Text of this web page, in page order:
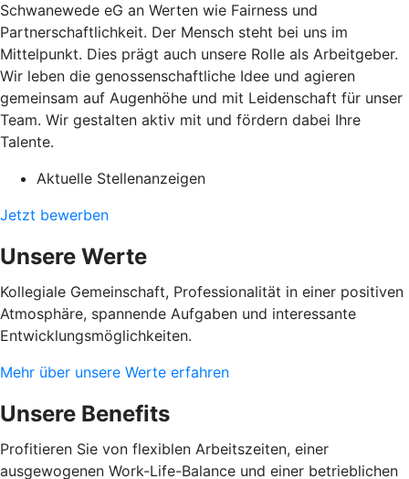
Schwanewede eG an Werten wie Fairness und
Partnerschaftlichkeit. Der Mensch steht bei uns im
Mittelpunkt. Dies prägt auch unsere Rolle als Arbeitgeber.
Wir leben die genossenschaftliche Idee und agieren
gemeinsam auf Augenhöhe und mit Leidenschaft für unser
Team. Wir gestalten aktiv mit und fördern dabei Ihre
Talente.
Aktuelle Stellenanzeigen
Jetzt bewerben
Unsere Werte
Kollegiale Gemeinschaft, Professionalität in einer positiven
Atmosphäre, spannende Aufgaben und interessante
Entwicklungsmöglichkeiten.
Mehr über unsere Werte erfahren
Unsere Benefits
Profitieren Sie von flexiblen Arbeitszeiten, einer
ausgewogenen Work-Life-Balance und einer betrieblichen